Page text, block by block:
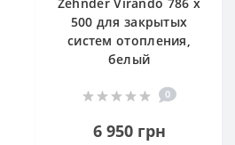
500 для закрытых
систем отопления,
белый
0
6 950 грн